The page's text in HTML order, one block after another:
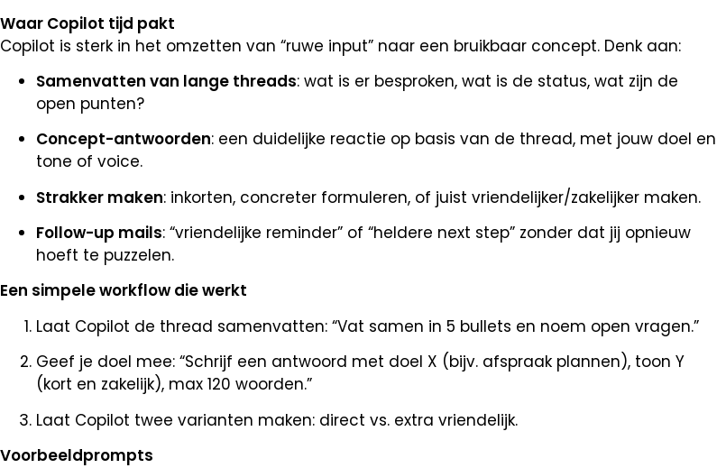
Waar Copilot tijd pakt
Copilot is sterk in het omzetten van “ruwe input” naar een bruikbaar concept. Denk aan:
Samenvatten van lange threads: wat is er besproken, wat is de status, wat zijn de
open punten?
Concept-antwoorden: een duidelijke reactie op basis van de thread, met jouw doel en
tone of voice.
Strakker maken: inkorten, concreter formuleren, of juist vriendelijker/zakelijker maken.
Follow-up mails: “vriendelijke reminder” of “heldere next step” zonder dat jij opnieuw
hoeft te puzzelen.
Een simpele workflow die werkt
Laat Copilot de thread samenvatten: “Vat samen in 5 bullets en noem open vragen.”
Geef je doel mee: “Schrijf een antwoord met doel X (bijv. afspraak plannen), toon Y
(kort en zakelijk), max 120 woorden.”
Laat Copilot twee varianten maken: direct vs. extra vriendelijk.
Voorbeeldprompts